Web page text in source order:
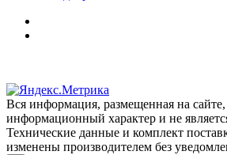
Вся информация, размещенная на
информационный характер и не
Технические данные и комплект
изменены производителем без